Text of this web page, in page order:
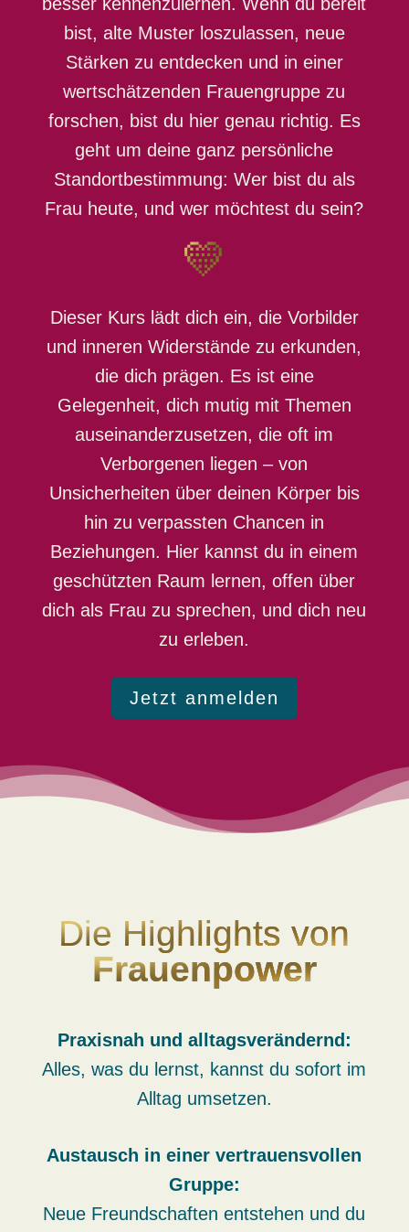
bist, alte Muster loszulassen, neue
Stärken zu entdecken und in einer
wertschätzenden Frauengruppe zu
forschen, bist du hier genau richtig. Es
geht um deine ganz persönliche
Standortbestimmung: Wer bist du als
Frau heute, und wer möchtest du sein?
💛
Dieser Kurs lädt dich ein, die Vorbilder
und inneren Widerstände zu erkunden,
die dich prägen. Es ist eine
Gelegenheit, dich mutig mit Themen
auseinanderzusetzen, die oft im
Verborgenen liegen – von
Unsicherheiten über deinen Körper bis
hin zu verpassten Chancen in
Beziehungen. Hier kannst du in einem
geschützten Raum lernen, offen über
dich als Frau zu sprechen, und dich neu
zu erleben.
Jetzt anmelden
Die Highlights von
Frauenpower
Praxisnah und alltagsverändernd:
Alles, was du lernst, kannst du sofort im
Alltag umsetzen.
Austausch in einer vertrauensvollen
Gruppe:
Neue Freundschaften entstehen und du